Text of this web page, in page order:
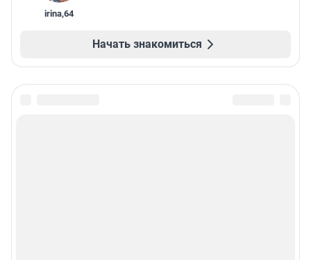
irina,64
Начать знакомиться